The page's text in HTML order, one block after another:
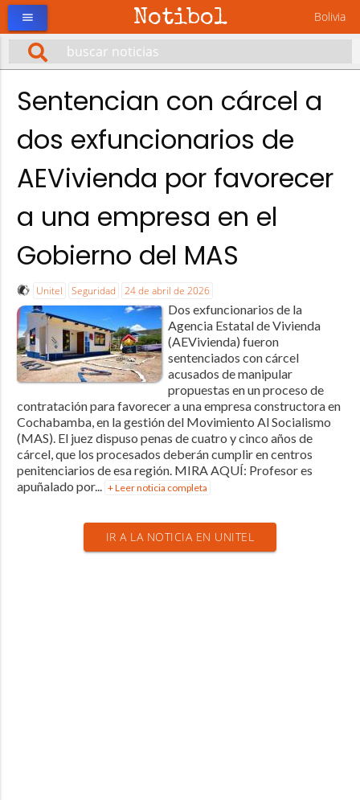
Notibol Bolivia
menu
Sentencian con cárcel a
dos exfuncionarios de
AEVivienda por favorecer
a una empresa en el
Gobierno del MAS
Unitel Seguridad 24 de abril de 2026
Dos exfuncionarios de la
Agencia Estatal de Vivienda
(AEVivienda) fueron
sentenciados con cárcel
acusados de manipular
propuestas en un proceso de
contratación para favorecer a una empresa constructora en
Cochabamba, en la gestión del Movimiento Al Socialismo
(MAS). El juez dispuso penas de cuatro y cinco años de
cárcel, que los procesados deberán cumplir en centros
penitenciarios de esa región. MIRA AQUÍ: Profesor es
apuñalado por... + Leer noticia completa
IR A LA NOTICIA EN UNITEL